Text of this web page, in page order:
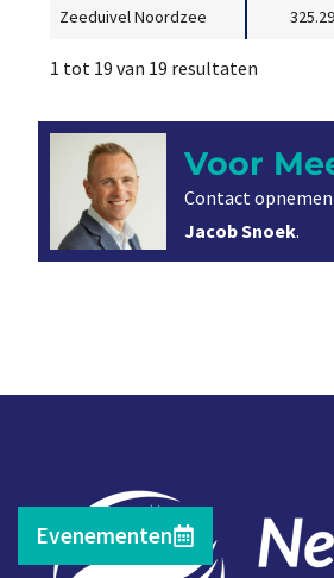
Zeeduivel Noordzee
1 tot 19 van 19 resultaten
Voor
Contact
Jacob Snoek.
Evenementen